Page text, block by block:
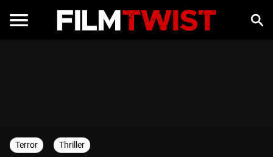
Terror Thriller